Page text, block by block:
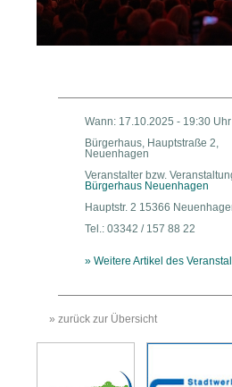
Wann: 17.10.2025 - 19:30 Uhr
Bürgerhaus, Hauptstraße 2,
Neuenhagen
Veranstalter bzw.
Bürgerhaus Neuenhagen
Hauptstr. 2 15366
Tel.: 03342 / 157 88 22
» Weitere Artikel des
» zurück zur Übersicht